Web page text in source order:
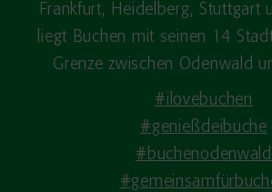
Frankfurt, Heidelberg, Stuttgart
liegt Buchen mit seinen 14
Grenze zwischen Odenwald
#ilovebuchen
#genießdeibuche
#buchenodenwald